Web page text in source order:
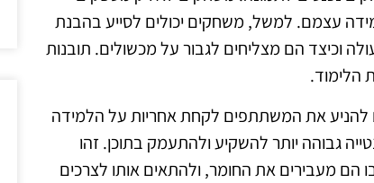
עצמם. למשל, משחקים יכולים לסייע בהבנת
וכיצד הם מצליחים לגבור על מכשולים. תובנות
הלימוד.
להניע את המשתתפים לקחת אחריות על הלמידה
גבוהה יותר להשקיע ולהתעמק בתוכן. זהו
מעבירים את החומר, ולהתאים אותו לצרכים